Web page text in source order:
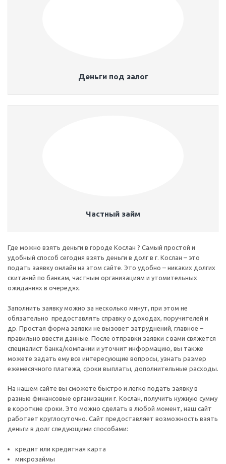
Деньги под залог
Частный займ
Где можно взять деньги в городе Кослан ? Самый простой и
удобный способ сегодня взять деньги в долг в г. Кослан – это
подать заявку онлайн на этом сайте. Это удобно – никаких долгих
скитаний по банкам, частным организациям и утомительных
ожиданиях в очередях.
Заполнить заявку можно за несколько минут, при этом не
обязательно предоставлять справку о доходах, поручителей и
др. Простая форма заявки не вызовет затруднений, главное –
правильно ввести данные. После отправки заявки с вами свяжется
специалист банка/компании и уточнит информацию, вы также
можете задать ему все интересующие вопросы, узнать размер
ежемесячного платежа, сроки выплаты, дополнительные расходы.
На нашем сайте вы сможете быстро и легко подать заявку в
разные финансовые организации г. Кослан, получить нужную сумму
в короткие сроки. Это можно сделать в любой момент, наш сайт
работает круглосуточно. Сайт предоставляет возможность взять
деньги в долг следующими способами:
кредит или кредитная карта
микрозаймы